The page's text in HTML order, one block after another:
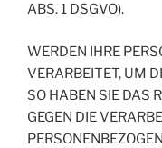
ABS. 1 DSGVO).
WERDEN IHRE
VERARBEITET, UM
SO HABEN SIE DAS
GEGEN DIE